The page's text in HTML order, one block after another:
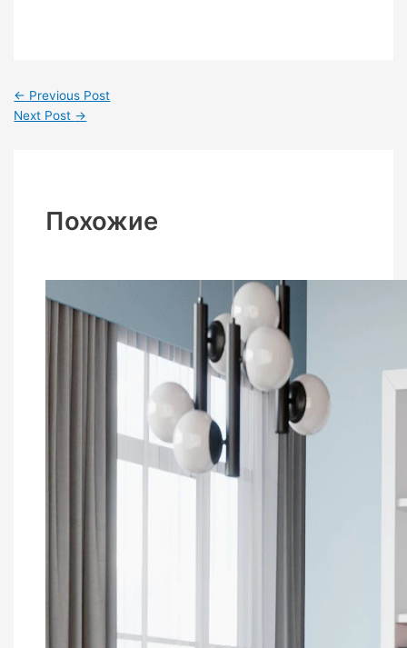
← Previous Post
Next Post →
Похожие